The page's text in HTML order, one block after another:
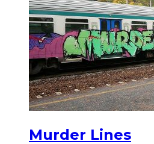
Murder Lines